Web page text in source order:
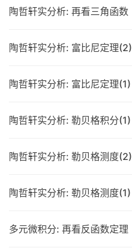
陶哲轩实分析: 再看三角函数
陶哲轩实分析: 富比尼定理(2)
陶哲轩实分析: 富比尼定理(1)
陶哲轩实分析: 勒贝格积分(1)
陶哲轩实分析: 勒贝格测度(2)
陶哲轩实分析: 勒贝格测度(1)
多元微积分: 再看反函数定理